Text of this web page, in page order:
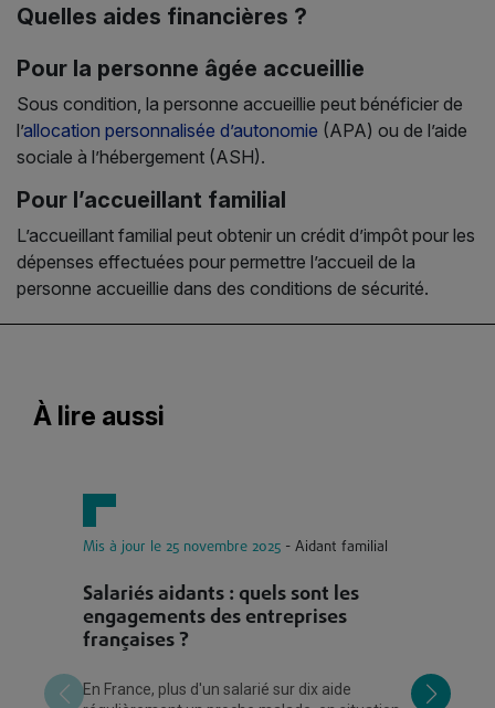
Quelles aides financières ?
Pour la personne âgée accueillie
Sous condition, la personne accueillie peut bénéficier de
l’allocation personnalisée d’autonomie (APA) ou de l’aide
sociale à l’hébergement (ASH).
Pour l’accueillant familial
L’accueillant familial peut obtenir un crédit d’impôt pour les
dépenses effectuées pour permettre l’accueil de la
personne accueillie dans des conditions de sécurité.
À lire aussi
Mis à jour le 25 novembre 2025 - Aidant familial
Salariés aidants : quels sont les
engagements des entreprises
françaises ?
En France, plus d'un salarié sur dix aide